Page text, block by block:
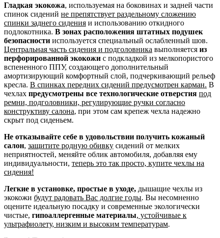
Гладкая экокожа, используемая на боковинах и задней части
спинок сидений не препятствует раздельному сложению
спинки заднего сидения и использованию откидного
подлокотника. В зонах расположения штатных подушек
безопасности используется специальный ослабленный шов.
Центральная часть сидения и подголовника выполняется из
перфорированной экокожи с подкладкой из мелкопористого
вспененного ППУ, создающего дополнительный
амортизирующий комфортный слой, подчеркивающий рельеф
кресла. В спинках передних сидений предусмотрен карман. В
чехлах предусмотрены все технологические отверстия под
ремни, подголовники, регулирующие ручки согласно
конструктиву салона, при этом сам крепеж чехла надежно
скрыт под сиденьем.
Не отказывайте себе в удовольствии получить кожаный
салон, защитите родную обивку сидений от мелких
неприятностей, меняйте облик автомобиля, добавляя ему
индивидуальности, теперь это так просто, купите чехлы на
сидения!
Легкие в установке, простые в уходе, дышащие чехлы из
экокожи будут радовать Вас долгие годы. Вы несомненно
оцените идеальную посадку и современные экологически
чистые, гипоаллергенные материалы, устойчивые к
ультрафиолету, низким и высоким температурам.